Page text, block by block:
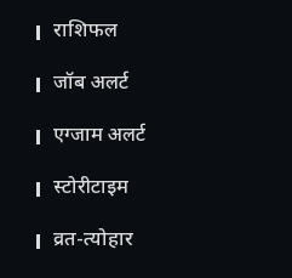
राशिफल
जॉब अलर्ट
एग्जाम अलर्ट
स्टोरीटाइम
व्रत-त्योहार